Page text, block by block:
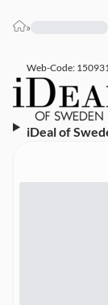
»
Web-Code:
iDeal of